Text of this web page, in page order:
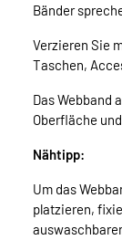
Bänder
Verzieren Sie
Taschen,
Das Webband
Oberfläche
Nähtipp:
Um das
platzieren,